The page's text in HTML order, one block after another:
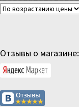
Отзывы о магазине: